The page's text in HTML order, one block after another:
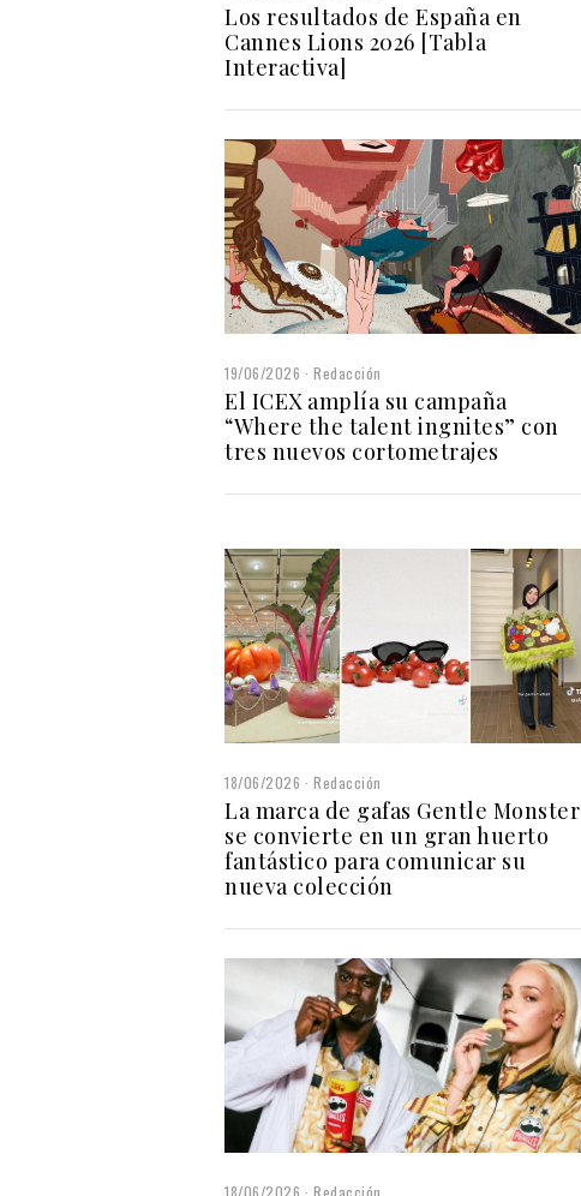
Los resultados de España en
Cannes Lions 2026 [Tabla
Interactiva]
19/06/2026 Redacción
El ICEX amplía su campaña
“Where the talent ingnites” con
tres nuevos cortometrajes
18/06/2026 Redacción
La marca de gafas Gentle Monster
se convierte en un gran huerto
fantástico para comunicar su
nueva colección